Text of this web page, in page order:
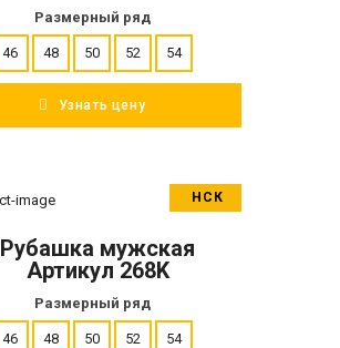
Размерный ряд
46 48 50 52 54
Узнать цену
НСК
ПОДРОБНЕЕ
Рубашка мужская
Артикул 268K
Размерный ряд
46 48 50 52 54